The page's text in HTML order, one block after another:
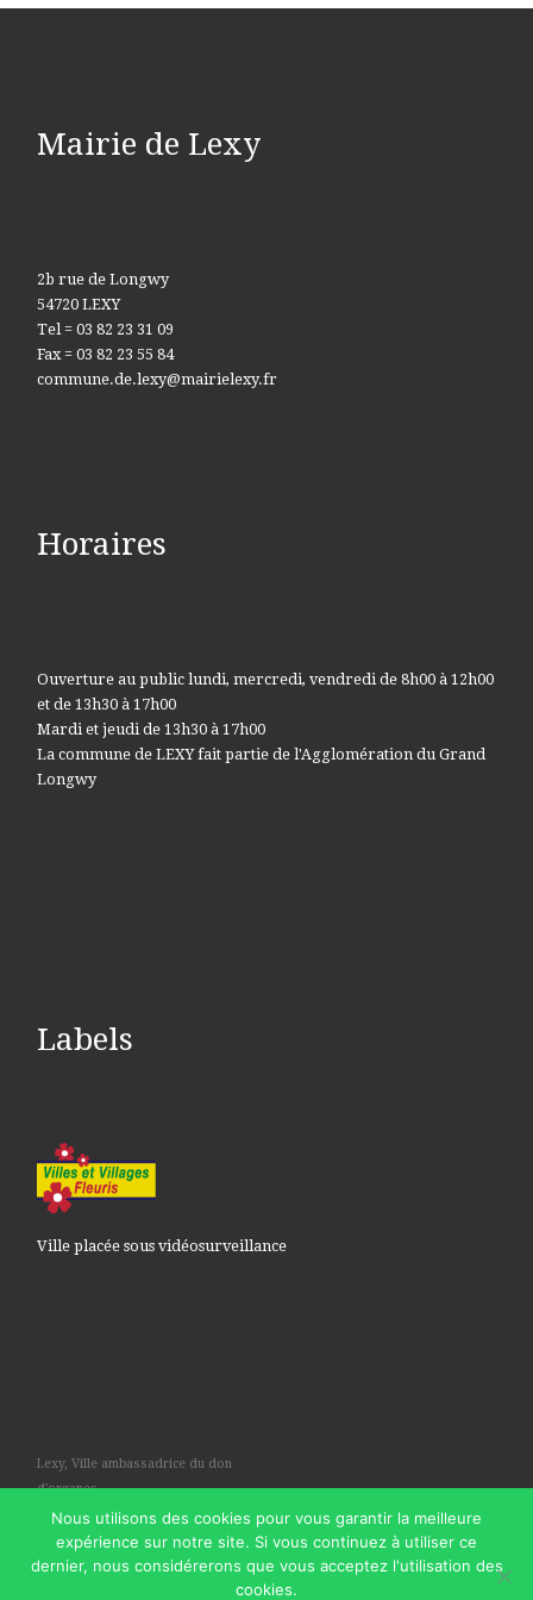
Mairie de Lexy
2b rue de Longwy
54720 LEXY
Tel = 03 82 23 31 09
Fax = 03 82 23 55 84
commune.de.lexy@mairielexy.fr
Horaires
Ouverture au public lundi, mercredi, vendredi de 8h00 à 12h00
et de 13h30 à 17h00
Mardi et jeudi de 13h30 à 17h00
La commune de LEXY fait partie de l'Agglomération du Grand
Longwy
Labels
Ville placée sous vidéosurveillance
Lexy, Ville ambassadrice du don
d'organes
Commune de Lexy– Tous droits réservés
Nous utilisons des cookies pour vous garantir la meilleure
expérience sur notre site. Si vous continuez à utiliser ce
dernier, nous considérerons que vous acceptez l'utilisation des
cookies.